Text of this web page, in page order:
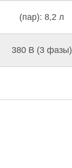
(пар): 8,2 л
380 В (3 фазы)